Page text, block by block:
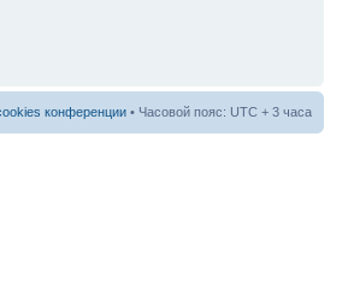
конференции • Часовой пояс: UTC + 3 часа